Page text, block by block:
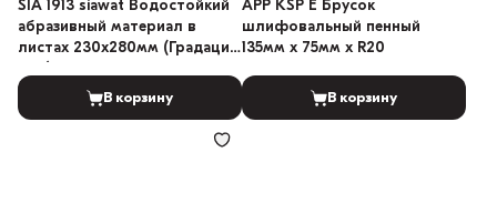
SIA 1913 siawat Водостойкий
абразивный материал в
листах 230х280мм (Градация:
В корзину
APP KSP E Брусок
шлифовальный пенный
135мм x 75мм х R20
В корзину